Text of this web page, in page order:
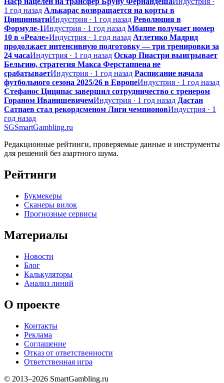
1 год назад Алькарас возвращается на корты в
ЦинциннатиИндустрия · 1 год назад Революция в
Формуле-1Индустрия · 1 год назад Мбаппе получает номер
10 в «Реале»Индустрия · 1 год назад Атлетико Мадрид
продолжает интенсивную подготовку — три тренировки за
24 часаИндустрия · 1 год назад Оскар Пиастри выигрывает
Бельгию, стратегия Макса Ферстаппена не
срабатываетИндустрия · 1 год назад Расписание начала
футбольного сезона 2025/26 в ЕвропеИндустрия · 1 год назад
Стефанос Циципас завершил сотрудничество с тренером
Гораном ИванишевичемИндустрия · 1 год назад Дастан
Сатпаев стал рекордсменом Лиги чемпионовИндустрия · 1
год назад
SGSmartGambling.ru
Редакционные рейтинги, проверяемые данные и инструменты
для решений без азартного шума.
Рейтинги
Букмекеры
Сканеры вилок
Прогнозные сервисы
Материалы
Новости
Блог
Калькуляторы
Анализ линий
О проекте
Контакты
Реклама
Соглашение
Отказ от ответственности
Ответственная игра
© 2013–2026 SmartGambling.ru